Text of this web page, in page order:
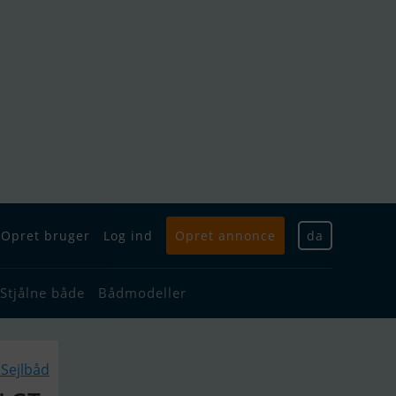
Opret bruger Log ind Opret annonce da
Stjålne både Bådmodeller
Sejlbåd